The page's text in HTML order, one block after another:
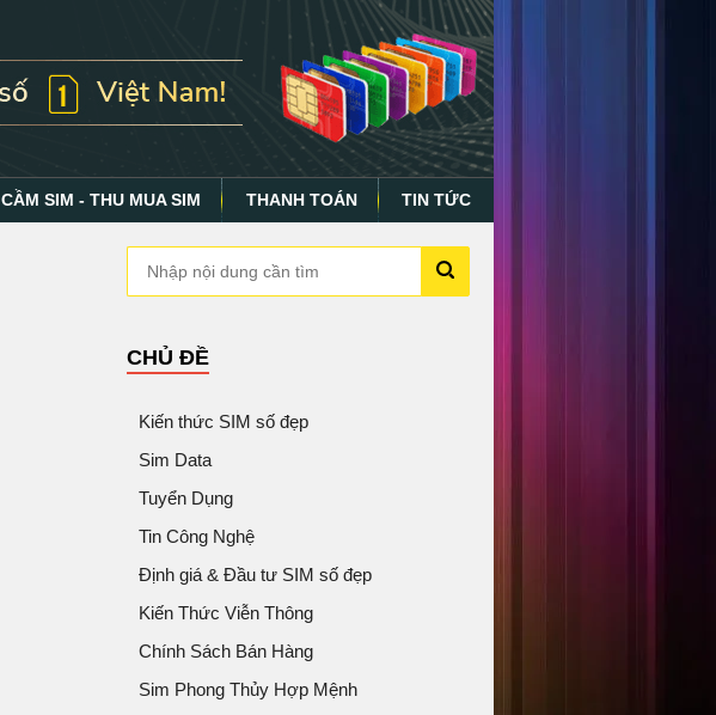
CẦM SIM - THU MUA SIM THANH TOÁN TIN TỨC
CHỦ ĐỀ
Kiến thức SIM số đẹp
Sim Data
Tuyển Dụng
Tin Công Nghệ
Định giá & Đầu tư SIM số đẹp
Kiến Thức Viễn Thông
Chính Sách Bán Hàng
Sim Phong Thủy Hợp Mệnh